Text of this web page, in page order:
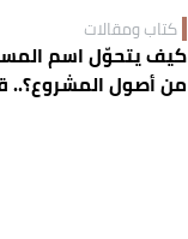
كتاب ومقالات
كيف يتحوّل اسم
من أصول المشروع؟..